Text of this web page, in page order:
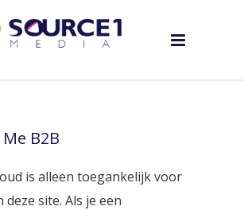
B2B
is alleen toegankelijk voor
deze site. Als je een